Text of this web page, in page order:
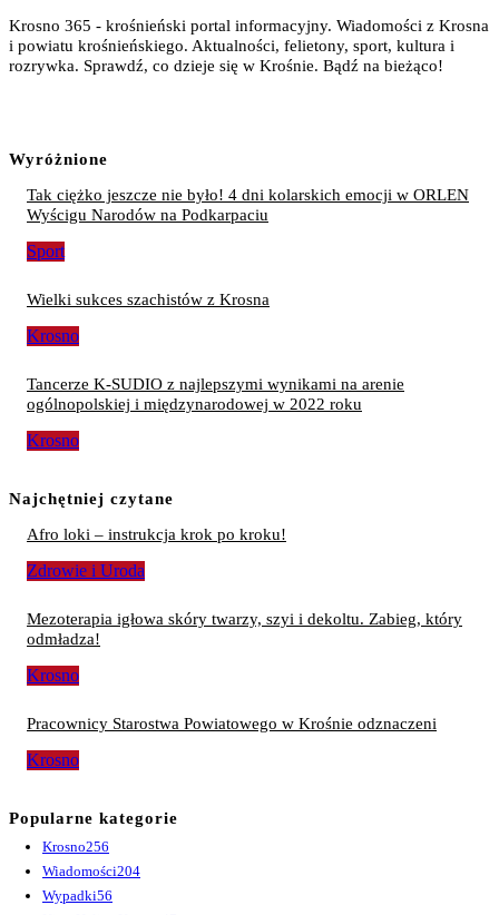
Krosno 365 - krośnieński portal informacyjny. Wiadomości z Krosna
i powiatu krośnieńskiego. Aktualności, felietony, sport, kultura i
rozrywka. Sprawdź, co dzieje się w Krośnie. Bądź na bieżąco!
Wyróżnione
Tak ciężko jeszcze nie było! 4 dni kolarskich emocji w ORLEN
Wyścigu Narodów na Podkarpaciu
Sport
Wielki sukces szachistów z Krosna
Krosno
Tancerze K-SUDIO z najlepszymi wynikami na arenie
ogólnopolskiej i międzynarodowej w 2022 roku
Krosno
Najchętniej czytane
Afro loki – instrukcja krok po kroku!
Zdrowie i Uroda
Mezoterapia igłowa skóry twarzy, szyi i dekoltu. Zabieg, który
odmładza!
Krosno
Pracownicy Starostwa Powiatowego w Krośnie odznaczeni
Krosno
Popularne kategorie
Krosno256
Wiadomości204
Wypadki56